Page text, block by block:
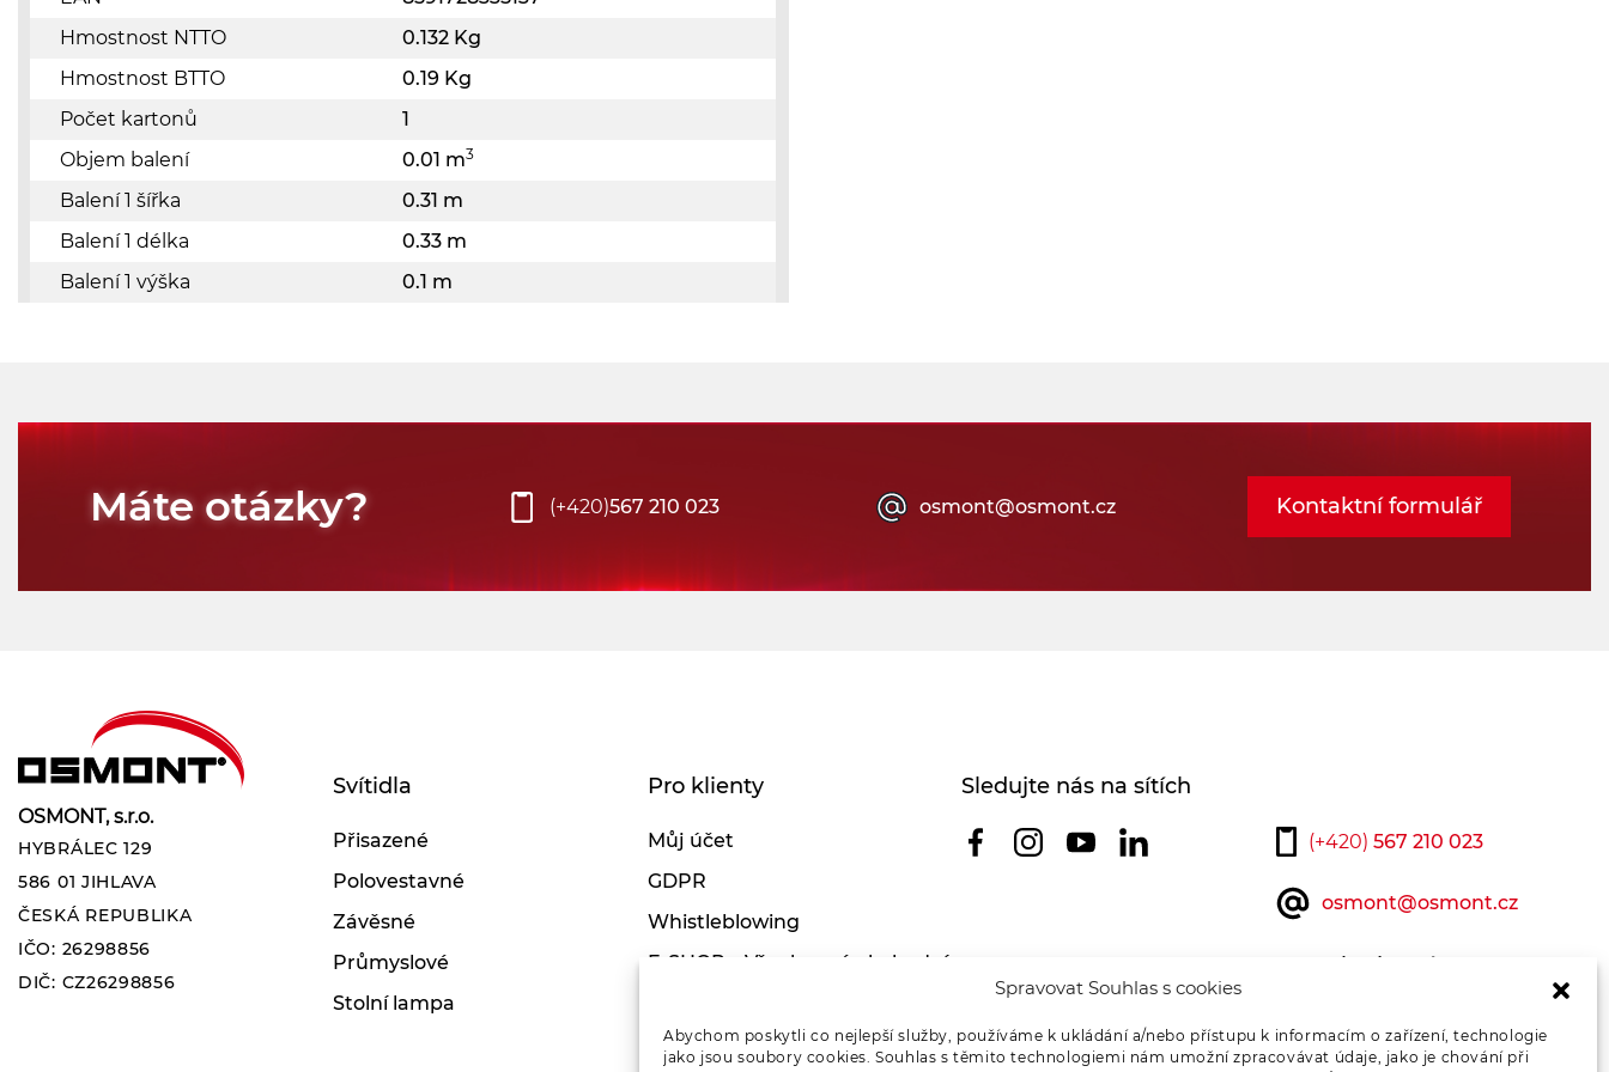
Spravovat Souhlas s cookies
Abychom poskytli co nejlepší služby, používáme k ukládání a/nebo přístupu k informacím o zařízení, technologie
jako jsou soubory cookies. Souhlas s těmito technologiemi nám umožní zpracovávat údaje, jako je chování při
Hmostnost NTTO
0.132 Kg
Hmostnost BTTO
0.19 Kg
Počet kartonů
1
Objem balení
0.01 m3
Balení 1 šířka
0.31 m
Balení 1 délka
0.33 m
Balení 1 výška
0.1 m
Máte otázky? (+420)567 210 023 osmont@osmont.cz Kontaktní formulář
OSMONT, s.r.o.
HYBRÁLEC 129
586 01 JIHLAVA
ČESKÁ REPUBLIKA
IČO: 26298856
DIČ: CZ26298856
Svítidla
Přisazené
Polovestavné
Závěsné
Průmyslové
Stolní lampa
Pro klienty
Můj účet
GDPR
Whistleblowing
E-SHOP – Všeobecné obchodní
Reklamační řád OSMONT
Sledujte nás na sítích
(+420) 567 210 023
osmont@osmont.cz
Kontaktujte nás